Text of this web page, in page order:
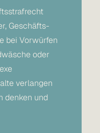
Geschäfts-
bei Vorwürfen
oder
verlangen
denken und